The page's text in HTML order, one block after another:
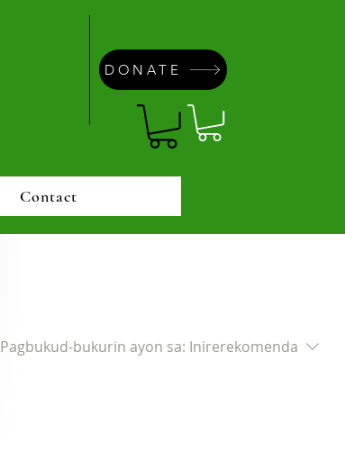
DONATE
Contact
Pagbukud-bukurin ayon sa: Inirerekomenda